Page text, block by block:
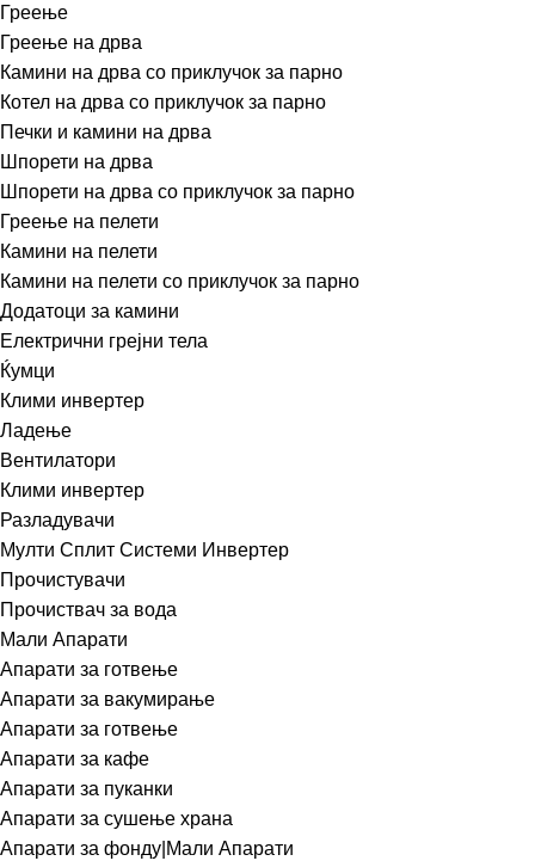
Греење
Греење на дрва
Камини на дрва со приклучок за парно
Котел на дрва со приклучок за парно
Печки и камини на дрва
Шпорети на дрва
Шпорети на дрва со приклучок за парно
Греење на пелети
Камини на пелети
Камини на пелети со приклучок за парно
Додатоци за камини
Електрични грејни тела
Ќумци
Клими инвертер
Ладење
Вентилатори
Клими инвертер
Разладувачи
Мулти Сплит Системи Инвертер
Прочистувачи
Прочиствач за вода
Мали Апарати
Апарати за готвење
Апарати за вакумирање
Апарати за готвење
Апарати за кафе
Апарати за пуканки
Апарати за сушење храна
Апарати за фонду|Мали Апарати